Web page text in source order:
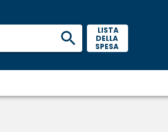
LISTA
DELLA
SPESA